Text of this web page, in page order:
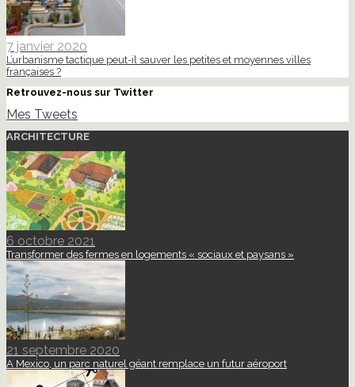
7 janvier 2020
L’urbanisme tactique peut-il sauver les petites et moyennes villes
françaises ?
Retrouvez-nous sur Twitter
Mes Tweets
ARCHITECTURE
6 octobre 2021
Transformer des fermes en logements « sociaux et paysans »
21 septembre 2020
A Mexico, un parc naturel géant remplace un futur aéroport